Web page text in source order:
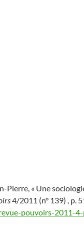
Pierre, « Une
4/2011 (n° 139) , p.
pouvoirs-2011-